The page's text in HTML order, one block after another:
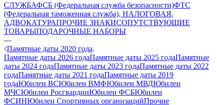
СЛУЖБАФСБ (Федеральная служба безопасности)ФТС
(Федеральная таможенная служба), НАЛОГОВАЯ,
АДВОКАТУРАПРОЧИЕ ЗНАКИСОПУТСТВУЮЩИЕ
ТОВАРЫПОДАРОЧНЫЕ НАБОРЫ
—
Памятные даты 2020 года
Памятные даты 2026 годаПамятные даты 2025 годаПамятные
даты 2024 годаПамятные даты 2023 годаПамятные даты 2022
годаПамятные даты 2021 годаПамятные даты 2019
годаЮбилеи ВСЮбилеи ВМФЮбилеи МВДЮбилеи
МЧСЮбилеи РосгвардииЮбилеи ФСБЮбилеи
ФСИНЮбилеи Спортивных организацийПрочие